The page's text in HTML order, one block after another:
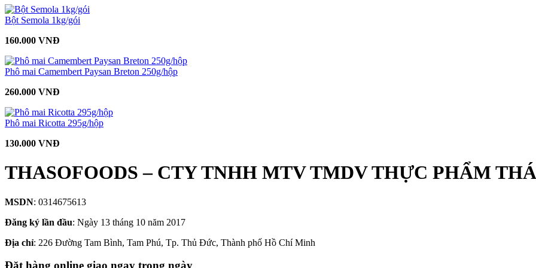
Bột Semola 1kg/gói
160.000 VNĐ
Phô mai Camembert Paysan Breton 250g/hộp
260.000 VNĐ
Phô mai Ricotta 295g/hộp
130.000 VNĐ
THASOFOODS – CTY TNHH MTV TMDV THỰC PHẨM
MSDN: 0314675613
Đăng ký lần đầu: Ngày 13 tháng 10 năm 2017
Địa chỉ: 226 Đường Tam Bình, Tam Phú, Tp. Thủ Đức, Thành phố Hồ Chí Minh
Đặt hàng online giao ngay trong ngày